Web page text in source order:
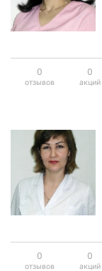
0
отзывов
0
акций
0
отзывов
0
акций